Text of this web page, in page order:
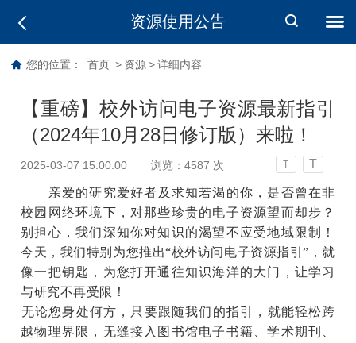
资源使用公告
您的位置： 首页 > 资源 > 详细内容
【重磅】校外访问电子资源最新指引
（2024年10月28日修订版）来啦！
2025-03-07 15:00:00 浏览：4587 次 T T
亲爱的研究爱好者及求知若渴的你，是否曾在非
校园网络环境下，对那些珍贵的电子资源望而却步？
别担心，我们深知你对知识的渴望不应受地域限制！
今天，我们特别为您推出“校外访问电子资源指引”，就
像一把钥匙，为您打开通往知识海洋的大门，让学习
与研究不再受限！
‎无论您身处何方，只要跟随我们的指引，就能轻松跨
越物理界限，无缝接入图书馆电子书籍、学术期刊、